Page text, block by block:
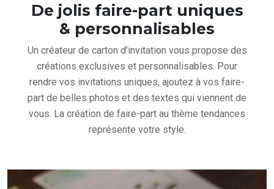
De jolis faire-part uniques
& personnalisables
Un créateur de carton d’invitation vous propose des
créations exclusives et personnalisables. Pour
rendre vos invitations uniques, ajoutez à vos faire-
part de belles photos et des textes qui viennent de
vous. La création de faire-part au thème tendances
représente votre style.